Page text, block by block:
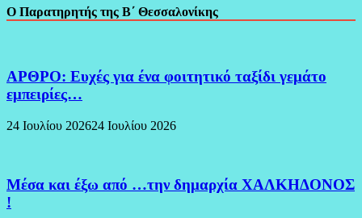
Ο Παρατηρητής της Β΄ Θεσσαλονίκης
ΑΡΘΡΟ: Ευχές για ένα φοιτητικό ταξίδι γεμάτο
εμπειρίες…
24 Ιουλίου 202624 Ιουλίου 2026
Μέσα και έξω από …την δημαρχία ΧΑΛΚΗΔΟΝΟΣ
!